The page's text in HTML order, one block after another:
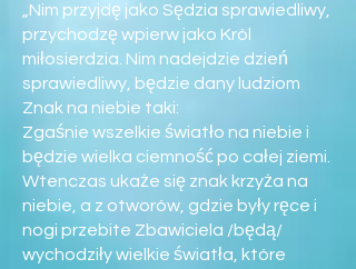
„Nim przyjdę jako Sędzia sprawiedliwy,
przychodzę wpierw jako Król
miłosierdzia. Nim nadejdzie dzień
sprawiedliwy, będzie dany ludziom
Znak na niebie taki:
Zgaśnie wszelkie światło na niebie i
będzie wielka ciemność po całej ziemi.
Wtenczas ukaże się znak krzyża na
niebie, a z otworów, gdzie były ręce i
nogi przebite Zbawiciela /będą/
wychodziły wielkie światła, które